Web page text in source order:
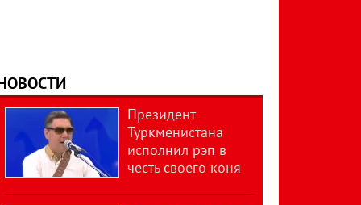
Президент
Туркменистана
исполнил рэп в
честь своего коня